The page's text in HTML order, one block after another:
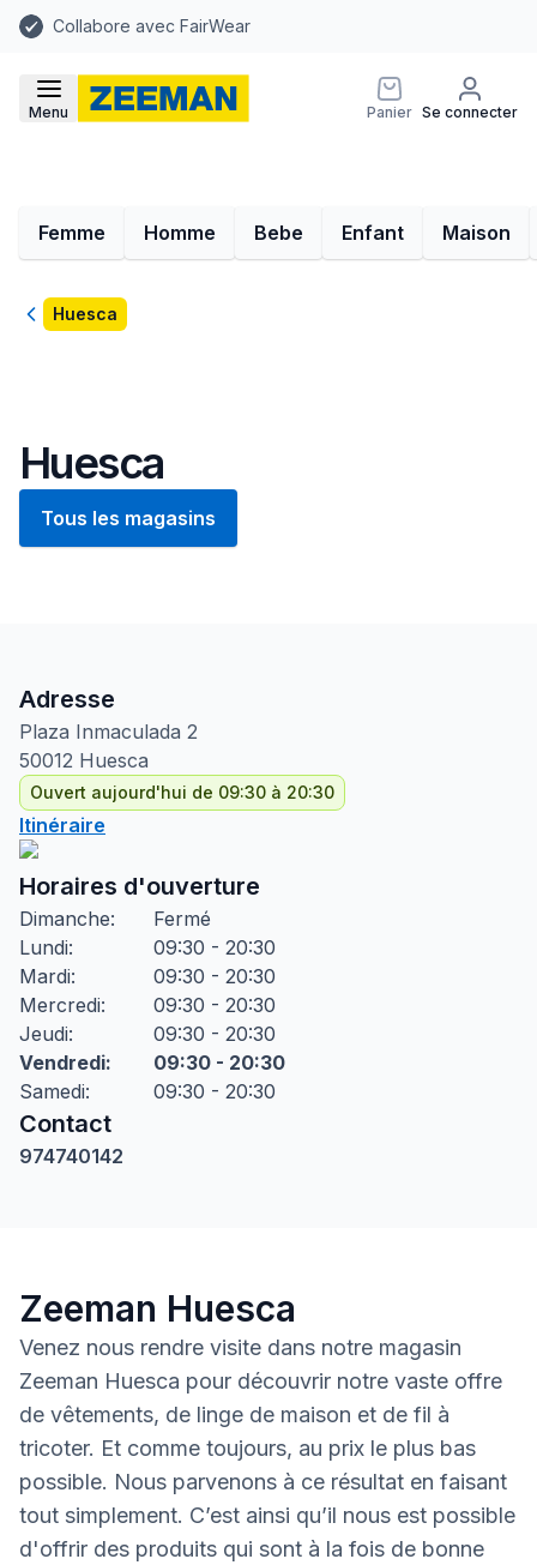
Collabore avec FairWear
Menu Panier Se connecter
Femme Homme Bebe Enfant Maison
RetourHuesca
Huesca
Tous les magasins
Adresse
Plaza Inmaculada 2
50012 Huesca
Ouvert aujourd'hui de 09:30 à 20:30
Itinéraire
Horaires d'ouverture
Dimanche:
Fermé
Lundi:
09:30 - 20:30
Mardi:
09:30 - 20:30
Mercredi:
09:30 - 20:30
Jeudi:
09:30 - 20:30
Vendredi:
09:30 - 20:30
Samedi: 09:30 - 20:30
Contact
974740142
Zeeman Huesca
Venez nous rendre visite dans notre magasin
Zeeman Huesca pour découvrir notre vaste offre
de vêtements, de linge de maison et de fil à
tricoter. Et comme toujours, au prix le plus bas
possible. Nous parvenons à ce résultat en faisant
tout simplement. C’est ainsi qu’il nous est possible
d'offrir des produits qui sont à la fois de bonne